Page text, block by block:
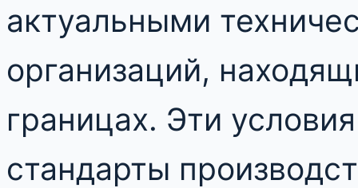
актуальными
организаций,
границах. Эти
стандарты